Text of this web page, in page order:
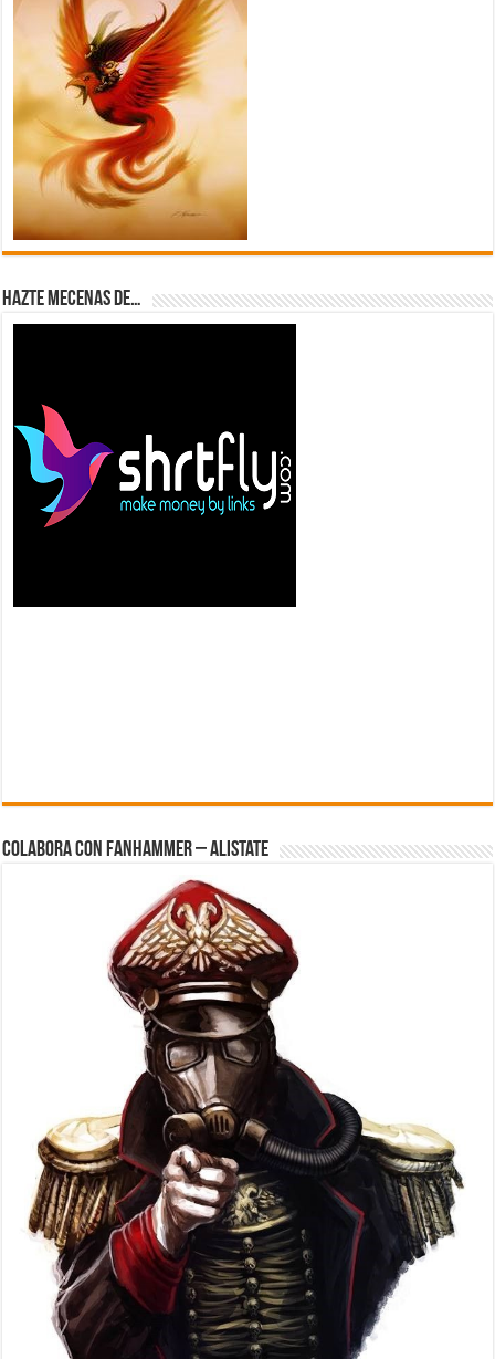
Hazte Mecenas de…
Colabora con FanHammer – Alistate